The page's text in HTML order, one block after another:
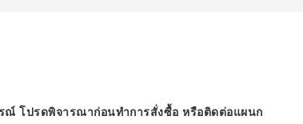
โปรดพิจารณาก่อนทำการสั่งซื้อ หรือติดต่อแผนก